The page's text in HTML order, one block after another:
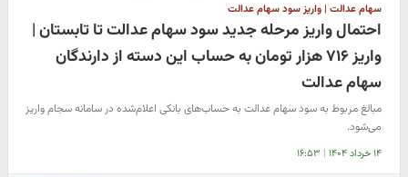
سهام عدالت | واریز سود سهام عدالت
احتمال واریز مرحله جدید سود سهام عدالت تا تابستان |
واریز ۷۱۶ هزار تومان به حساب این دسته از دارندگان
سهام عدالت
مبالغ مربوط به سود سهام عدالت به حساب‌های بانکی اعلام‌شده در سامانه سجام واریز
می‌شود.
۱۴ خرداد ۱۴۰۴ | ۱۶:۵۳